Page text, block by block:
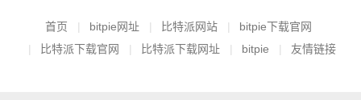
首页 bitpie网址 比特派网站
bitpie下载官网
比特派下载官网
比特派下载网址 bitpie 友情链接